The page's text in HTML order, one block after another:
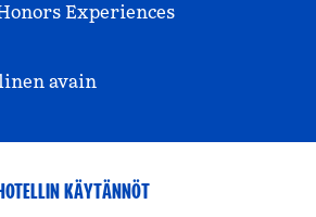
Experiences
avain
KÄYTÄNNÖT